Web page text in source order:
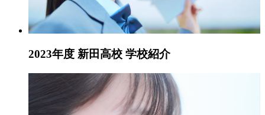
2023年度 新田高校 学校紹介